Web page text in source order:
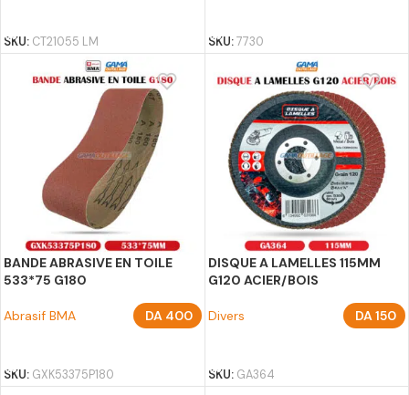
SKU: CT21055 LM SKU:7730
BANDE ABRASIVE EN TOILE
533*75 G180
Abrasif BMA DA 400
SKU: GXK53375P180
DISQUE A LAMELLES 115MM
G120 ACIER/BOIS
Divers DA 150
SKU: GA364